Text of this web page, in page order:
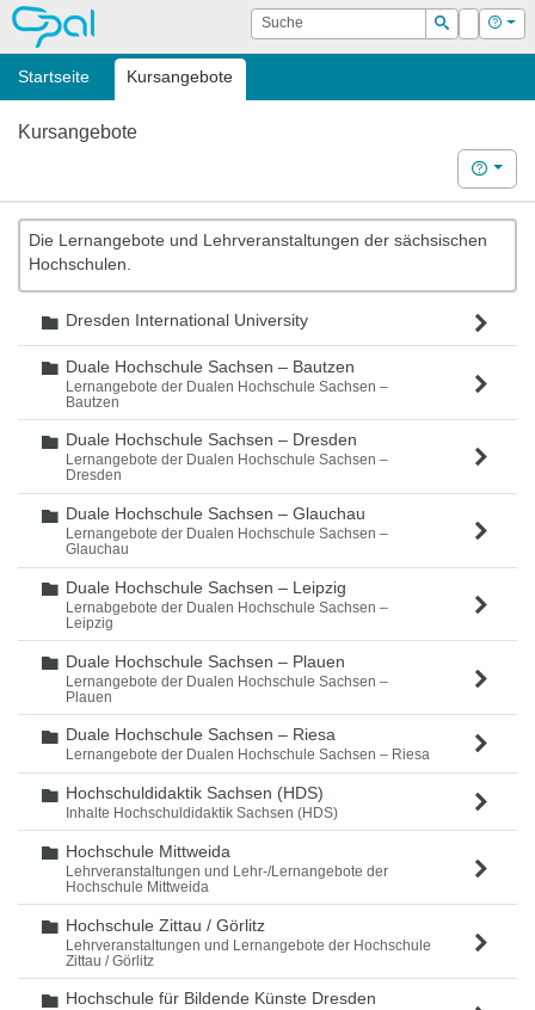
OPAL Suche
Suchen
Login Hilfe
Startseite Kursangebote
Kursangebote
Hilfe
Die Lernangebote und Lehrveranstaltungen der sächsischen
Hochschulen.
Ordner
Dresden International University
Ordner
Duale Hochschule Sachsen – Bautzen
Lernangebote der Dualen Hochschule Sachsen –
Bautzen
Ordner
Duale Hochschule Sachsen – Dresden
Lernangebote der Dualen Hochschule Sachsen –
Dresden
Ordner
Duale Hochschule Sachsen – Glauchau
Lernangebote der Dualen Hochschule Sachsen –
Glauchau
Ordner
Duale Hochschule Sachsen – Leipzig
Lernabgebote der Dualen Hochschule Sachsen –
Leipzig
Ordner
Duale Hochschule Sachsen – Plauen
Lernangebote der Dualen Hochschule Sachsen –
Plauen
Ordner
Duale Hochschule Sachsen – Riesa
Lernangebote der Dualen Hochschule Sachsen – Riesa
Ordner
Hochschuldidaktik Sachsen (HDS)
Inhalte Hochschuldidaktik Sachsen (HDS)
Ordner
Hochschule Mittweida
Lehrveranstaltungen und Lehr-/Lernangebote der
Hochschule Mittweida
Ordner
Hochschule Zittau / Görlitz
Lehrveranstaltungen und Lernangebote der Hochschule
Zittau / Görlitz
Ordner
Hochschule für Bildende Künste Dresden